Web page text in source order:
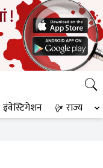
इंवेस्टिगेशन राज्य